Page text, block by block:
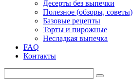
Десерты без выпечки
Полезное (обзоры, советы)
Базовые рецепты
Торты и пирожные
Несладкая выпечка
FAQ
Контакты